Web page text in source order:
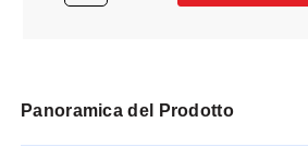
Panoramica del Prodotto